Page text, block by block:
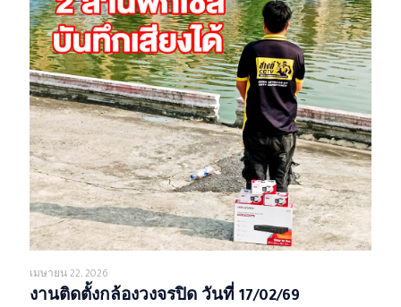
เมษายน 22, 2026
งานติดตั้งกล้องวงจรปิด วันที่ 17/02/69